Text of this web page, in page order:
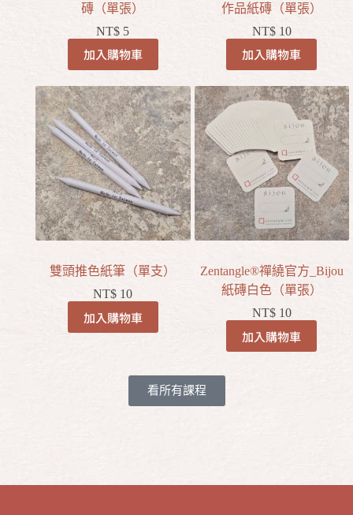
磚（單張）
NT$ 5
加入購物車
作品紙磚（單張）
NT$ 10
加入購物車
雙頭推色紙筆（單支）
NT$ 10
加入購物車
Zentangle®禪繞官方_Bijou
紙磚白色（單張）
NT$ 10
加入購物車
看所有課程